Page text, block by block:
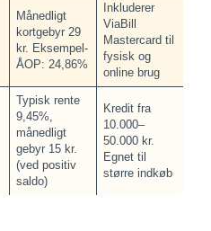
Månedligt
kortgebyr 29
kr. Eksempel-
ÅOP: 24,86%
Inkluderer
ViaBill
Mastercard til
fysisk og
online brug
Typisk rente
9,45%,
månedligt
gebyr 15 kr.
(ved positiv
saldo)
Kredit fra
10.000–
50.000 kr.
Egnet til
større indkøb